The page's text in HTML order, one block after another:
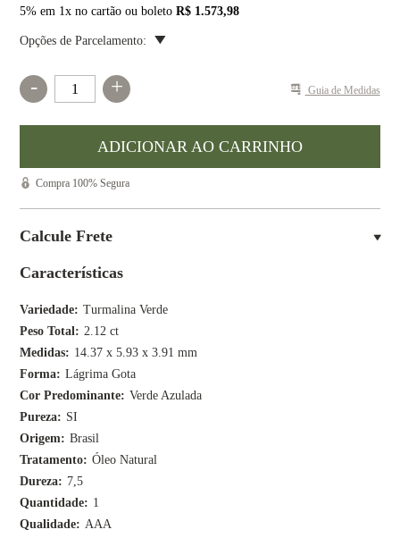
Características
Variedade
Turmalina Verde
Peso Total
2.12 ct
Medidas
14.37 x 5.93 x 3.91 mm
Forma
Lágrima Gota
Cor Predominante
Verde Azulada
Pureza
SI
Origem
Brasil
Tratamento
Óleo Natural
Dureza
7,5
Quantidade
1
Qualidade
AAA
5% em 1x no cartão ou boletoR$ 1.573,98
Opções de Parcelamento:
- + Guia de Medidas
Compra 100% Segura
Calcule Frete